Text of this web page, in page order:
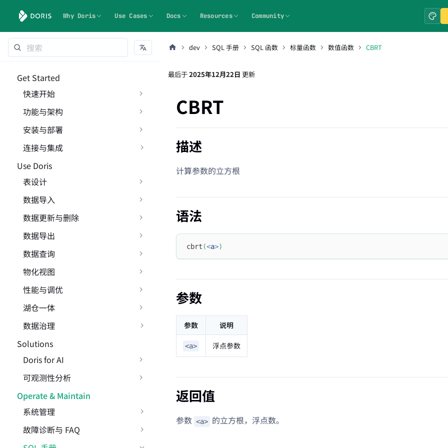
Why Doris Use Cases Docs Resources Community
Get Started
快速开始
功能与架构
安装与部署
连接与集成
Use Doris
表设计
数据导入
数据更新与删除
数据导出
数据查询
物化视图
性能与调优
湖仓一体
数据治理
Solutions
Doris for AI
可观测性分析
Operate & Maintain
系统管理
故障诊断与 FAQ
dev SQL 手册 SQL 函数 标量函数 数值函数 CBRT
最后于2025年12月22日 更新
CBRT
描述
计算参数的立方根
语法
cbrt (<a>)
参数
参数 说明
<a> 浮点参数
返回值
参数 <a> 的立方根，浮点数。